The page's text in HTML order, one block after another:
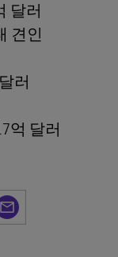
달러
견인
러
억 달러